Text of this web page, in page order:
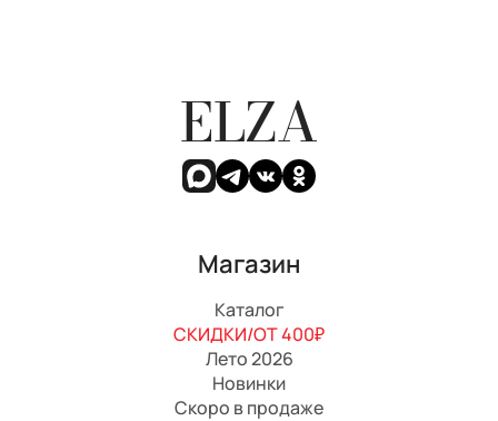
ELZA
Магазин
Каталог
СКИДКИ/ОТ 400₽
Лето 2026
Новинки
Скоро в продаже